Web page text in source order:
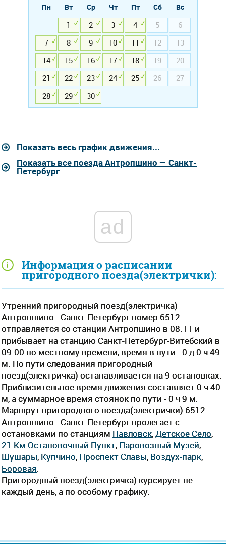
Информация о расписании
пригородного поезда(электрички):
Утренний пригородный поезд(электричка)
Антропшино - Санкт-Петербург номер 6512
отправляется со станции Антропшино в 08.11 и
прибывает на станцию Санкт-Петербург-Витебский в
09.00 по местному времени, время в пути - 0 д 0 ч 49
м. По пути следования пригородный
поезд(электричка) останавливается на 9 остановках.
Приблизительное время движения составляет 0 ч 40
м, а суммарное время стоянок по пути - 0 ч 9 м.
Маршрут пригородного поезда(электрички) 6512
Антропшино - Санкт-Петербург пролегает c
остановками по станциям Павловск, Детское Село,
21 Км Остановочный Пункт, Паровозный Музей,
Шушары, Купчино, Проспект Славы, Воздух-парк,
Боровая
Пригородный поезд(электричка) курсирует не
каждый день, а по особому графику.
Пн Вт Ср Чт Пт Сб
Вс
1
2 3 4 5
6
7
8 9 10 11 12
13
14
15 16 17 18 19
20
21
22 23 24 25 26
27
28
29 30
Показать весь график движения...
Показать все поезда Антропшино — Санкт-
Петербург
ad